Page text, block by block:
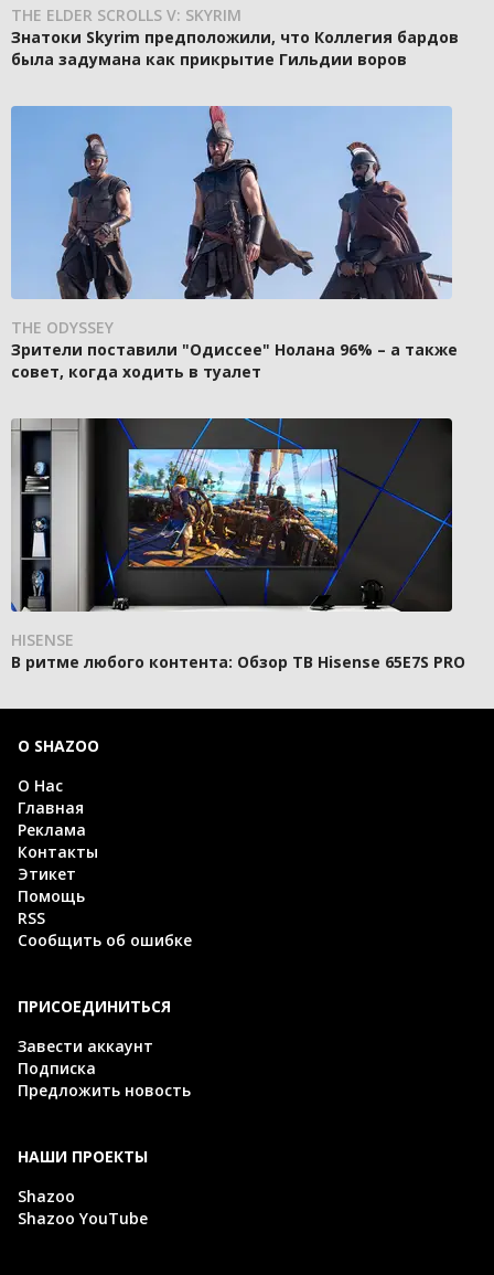
THE ELDER SCROLLS V: SKYRIM
Знатоки Skyrim предположили, что Коллегия бардов
была задумана как прикрытие Гильдии воров
THE ODYSSEY
Зрители поставили "Одиссее" Нолана 96% – а также
совет, когда ходить в туалет
HISENSE
В ритме любого контента: Обзор ТВ Hisense 65E7S PRO
О SHAZOO
О Нас
Главная
Реклама
Контакты
Этикет
Помощь
RSS
Сообщить об ошибке
ПРИСОЕДИНИТЬСЯ
Завести аккаунт
Подписка
Предложить новость
НАШИ ПРОЕКТЫ
Shazoo
Shazoo YouTube